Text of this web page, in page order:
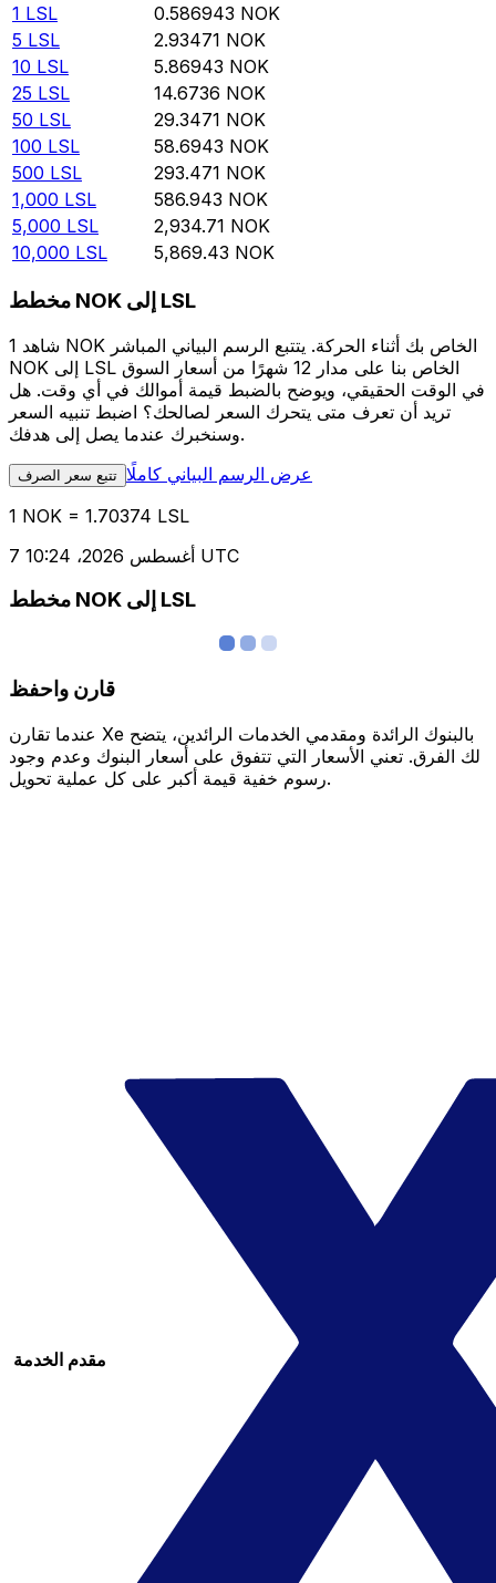
1 LSL 0.586943 NOK
5 LSL 2.93471 NOK
10 LSL 5.86943 NOK
25 LSL 14.6736 NOK
50 LSL 29.3471 NOK
100 LSL 58.6943 NOK
500 LSL 293.471 NOK
1,000 LSL 586.943 NOK
5,000 LSL 2,934.71 NOK
10,000 LSL 5,869.43 NOK
مخطط NOK إلى LSL
شاهد 1 NOK الخاص بك أثناء الحركة. يتتبع الرسم البياني المباشر
NOK إلى LSL الخاص بنا على مدار 12 شهرًا من أسعار السوق
في الوقت الحقيقي، ويوضح بالضبط قيمة أموالك في أي وقت. هل
تريد أن تعرف متى يتحرك السعر لصالحك؟ اضبط تنبيه السعر
وسنخبرك عندما يصل إلى هدفك.
تتبع سعر الصرف عرض الرسم البياني كاملًا
1 NOK = 1.70374 LSL
7 أغسطس 2026، 10:24 UTC
مخطط NOK إلى LSL
قارن واحفظ
عندما تقارن Xe بالبنوك الرائدة ومقدمي الخدمات الرائدين، يتضح
لك الفرق. تعني الأسعار التي تتفوق على أسعار البنوك وعدم وجود
رسوم خفية قيمة أكبر على كل عملية تحويل.
مقدم الخدمة